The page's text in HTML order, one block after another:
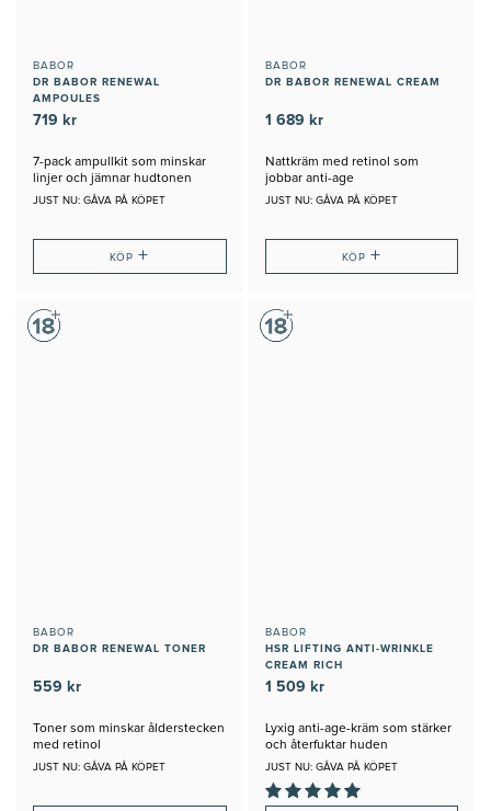
BABOR
DR BABOR RENEWAL
AMPOULES
719 kr
7-pack ampullkit som minskar
linjer och jämnar hudtonen
JUST NU: GÅVA PÅ KÖPET
KÖP+
BABOR
DR BABOR RENEWAL CREAM
1 689 kr
Nattkräm med retinol som
jobbar anti-age
JUST NU: GÅVA PÅ KÖPET
KÖP +
BABOR
DR BABOR RENEWAL TONER
559 kr
Toner som minskar ålderstecken
med retinol
JUST NU: GÅVA PÅ KÖPET
BABOR
HSR LIFTING ANTI-WRINKLE
CREAM RICH
1 509 kr
Lyxig anti-age-kräm som stärker
och återfuktar huden
JUST NU: GÅVA PÅ KÖPET